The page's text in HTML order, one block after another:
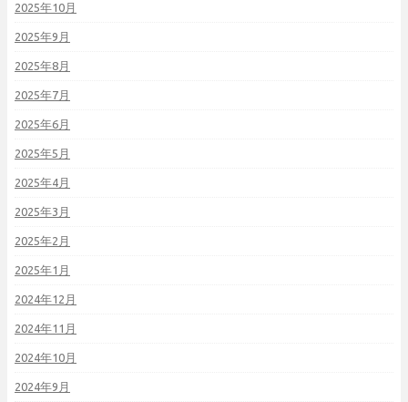
2025年10月
2025年9月
2025年8月
2025年7月
2025年6月
2025年5月
2025年4月
2025年3月
2025年2月
2025年1月
2024年12月
2024年11月
2024年10月
2024年9月